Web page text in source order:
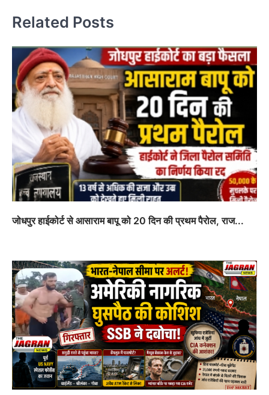
Related Posts
जोधपुर हाईकोर्ट से आसाराम बापू को 20 दिन की प्रथम पैरोल, राज...